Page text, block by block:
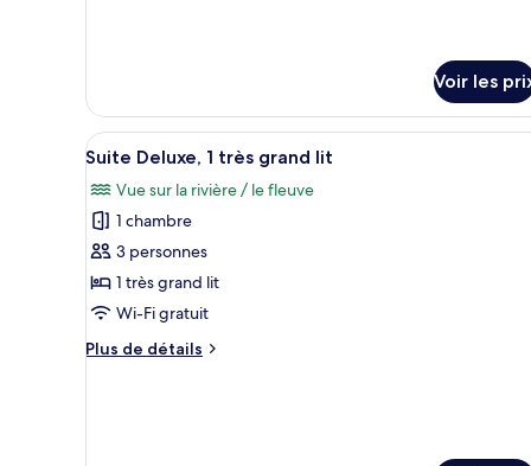
de
chambre
Suite
(Spa)
Voir les
Afficher
toutes
les
photos
pour
ce
type
chambre :
Une chambre d’hôtel dotée
5
Suite Deluxe, 1 très grand lit
Vue sur la rivière / le fleuve
1 chambre
3 personnes
1 très grand lit
Wi-Fi gratuit
Plus de détails
Plus